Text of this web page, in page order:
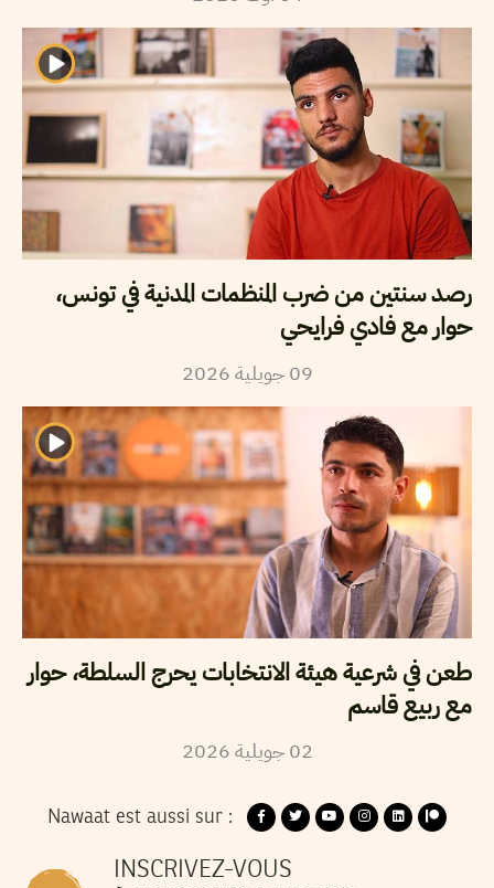
رصد سنتين من ضرب المنظمات المدنية في تونس،
حوار مع فادي فرايحي
09 جويلية2026
طعن في شرعية هيئة الانتخابات يحرج السلطة، حوار
مع ربيع قاسم
02 جويلية2026
Nawaat est aussi sur :
INSCRIVEZ-VOUS